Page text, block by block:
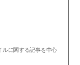
ルに関する記事を中心